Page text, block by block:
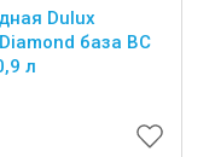
Dulux
база BC
л